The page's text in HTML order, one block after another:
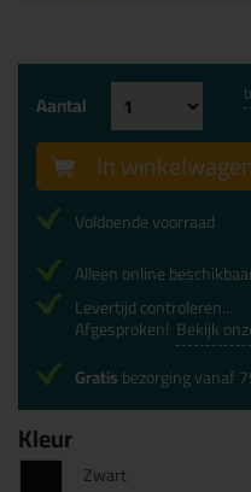
Kleur
Zwart
Aantal
In winkelwagen
Voldoende voorraad
Alleen online
Levertijd controleren...
Afgesproken! Bekijk
Gratisbezorging vanaf